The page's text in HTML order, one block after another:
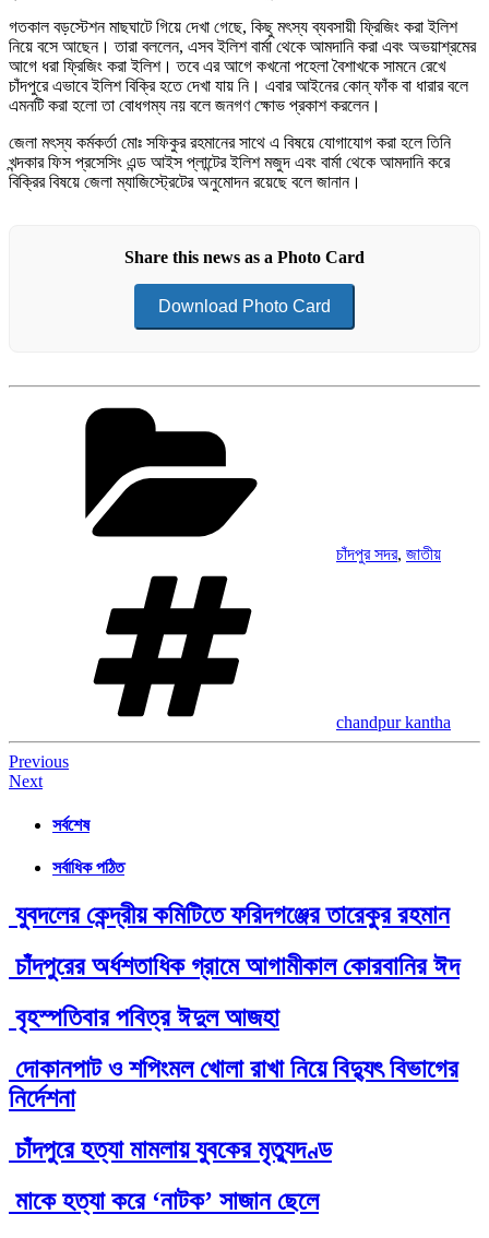
গতকাল বড়স্টেশন মাছঘাটে গিয়ে দেখা গেছে, কিছু মৎস্য ব্যবসায়ী ফ্রিজিং করা ইলিশ
নিয়ে বসে আছেন। তারা বললেন, এসব ইলিশ বার্মা থেকে আমদানি করা এবং অভয়াশ্রমের
আগে ধরা ফ্রিজিং করা ইলিশ। তবে এর আগে কখনো পহেলা বৈশাখকে সামনে রেখে
চাঁদপুরে এভাবে ইলিশ বিক্রি হতে দেখা যায় নি। এবার আইনের কোন্ ফাঁক বা ধারার বলে
এমনটি করা হলো তা বোধগম্য নয় বলে জনগণ ক্ষোভ প্রকাশ করলেন।
জেলা মৎস্য কর্মকর্তা মোঃ সফিকুর রহমানের সাথে এ বিষয়ে যোগাযোগ করা হলে তিনি
খন্দকার ফিস প্রসেসিং এন্ড আইস প্লান্টের ইলিশ মজুদ এবং বার্মা থেকে আমদানি করে
বিক্রির বিষয়ে জেলা ম্যাজিস্ট্রেটের অনুমোদন রয়েছে বলে জানান।
Share this news as a Photo Card
Download Photo Card
চাঁদপুর সদর, জাতীয়
chandpur kantha
Post
navigation
Previous
Next
সর্বশেষ
সর্বাধিক পঠিত
যুবদলের কেন্দ্রীয় কমিটিতে ফরিদগঞ্জের তারেকুর রহমান
চাঁদপুরের অর্ধশতাধিক গ্রামে আগামীকাল কোরবানির ঈদ
বৃহস্পতিবার পবিত্র ঈদুল আজহা
দোকানপাট ও শপিংমল খোলা রাখা নিয়ে বিদ্যুৎ বিভাগের
নির্দেশনা
চাঁদপুরে হত্যা মামলায় যুবকের মৃত্যুদণ্ড
মাকে হত্যা করে ‘নাটক’ সাজান ছেলে